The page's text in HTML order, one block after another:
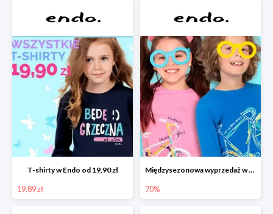
T-shirty w Endo od 19,90 zł
19.89 zł
Międzysezonowa wyprzedaż w Endo do -70%
70%